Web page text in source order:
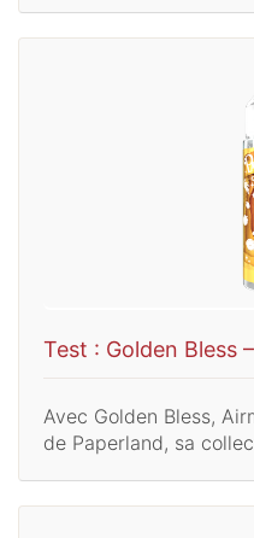
Test : Golden Bless
Avec Golden Bless,
de Paperland, sa